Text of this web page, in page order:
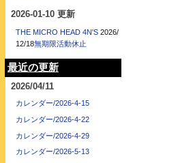
2026-01-10 更新
THE MICRO HEAD 4N'S 2026/
12/18無期限活動休止
最近の更新
2026/04/11
カレンダー/2026-4-15
カレンダー/2026-4-22
カレンダー/2026-4-29
カレンダー/2026-5-13